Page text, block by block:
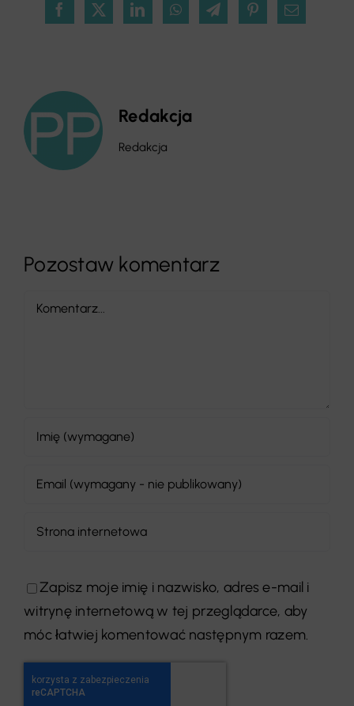
Redakcja
Redakcja
Pozostaw komentarz
Comment
Zapisz moje imię i nazwisko, adres e-mail i
witrynę internetową w tej przeglądarce, aby
móc łatwiej komentować następnym razem.